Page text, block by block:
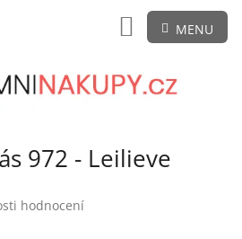
NÁKUPNÍ
KOŠÍK
972 - Leilieve
hodnocení